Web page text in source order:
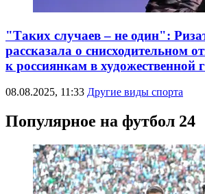
"Таких случаев – не один":
рассказала о снисходительном
к россиянкам в художественной
08.08.2025, 11:33 Другие виды спорта
Популярное на футбол 24